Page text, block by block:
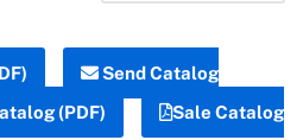
Send Catalog
(PDF)
Sale Catalog